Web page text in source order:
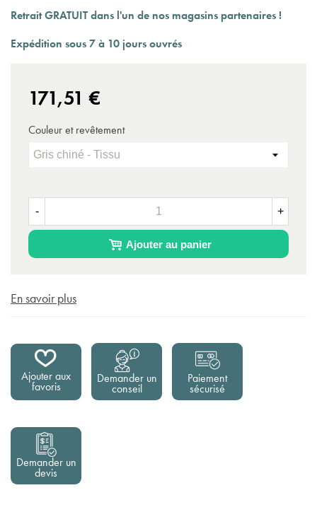
Retrait GRATUIT dans l'un de nos magasins partenaires !
Expédition sous 7 à 10 jours ouvrés
171,51 €
- +
Ajouter au panier
Couleur et revêtement
En savoir plus
Ajouter aux
favoris
Demander un
conseil
Paiement
sécurisé
Demander un
devis